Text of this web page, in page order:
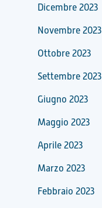
Dicembre 2023
Novembre 2023
Ottobre 2023
Settembre 2023
Giugno 2023
Maggio 2023
Aprile 2023
Marzo 2023
Febbraio 2023